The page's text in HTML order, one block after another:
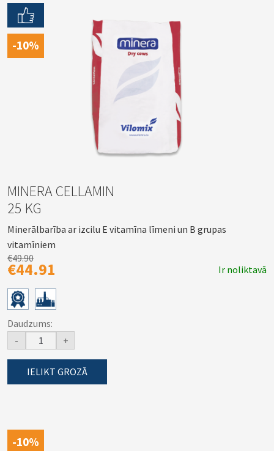
-10%
MINERA CELLAMIN
25 KG
Minerālbarība ar izcilu E vitamīna līmeni un B grupas
vitamīniem
€49.90
€44.91 Ir noliktavā
Daudzums:
-
+
IELIKT GROZĀ
-10%